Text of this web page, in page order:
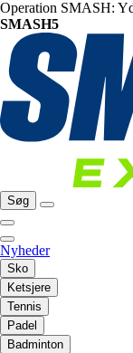
Operation SMASH:
SMASH5
Søg
Nyheder
Sko
Ketsjere
Tennis
Padel
Badminton